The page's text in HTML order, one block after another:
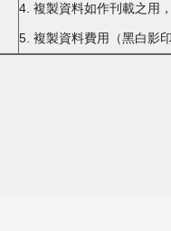
4. 複製資料如作刊載之用
5. 複製資料費用（黑白影